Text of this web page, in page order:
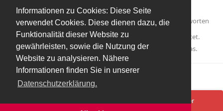
Informationen zu Cookies: Diese Seite
verwendet Cookies. Diese dienen dazu, die
Funktionalität dieser Website zu
gewährleisten, sowie die Nutzung der
Website zu analysieren. Nähere
Informationen finden Sie in unserer
Datenschutzerklärung.
Antworten
Ultimate84undAphoxhabenauf diesen Beitrag geantwortet.
GehtdiNixau,Ultimate84,Dystan, undFCSalzburg gefällt das.
Mehr laden
Ups! Da ist was schief gelaufen. Bitte lade die Seite neu oder